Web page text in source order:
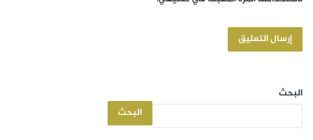
البحث
البحث